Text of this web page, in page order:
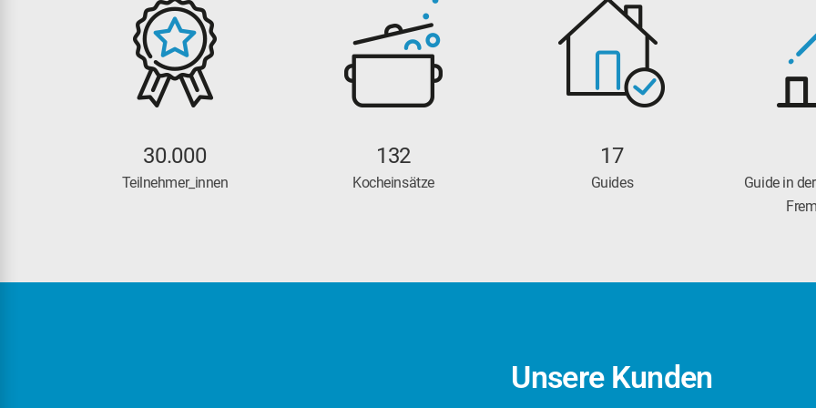
30.000
Teilnehmer_innen
15.000
gekochte Mahlzeiten
132
Kocheinsätze
17
Guides
Guides im
Guide in
Unsere Kunden